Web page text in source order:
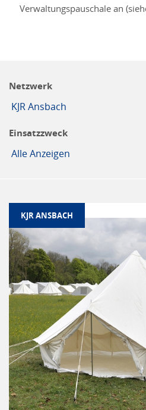
Verwaltungspauschale an
Netzwerk
Einsatzzweck
KJR ANSBACH